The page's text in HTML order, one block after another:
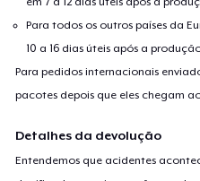
Para todos os outros países da
10 a 16 dias úteis após a
Para pedidos internacionais
pacotes depois que eles chegam
Detalhes da devolução
Entendemos que acidentes